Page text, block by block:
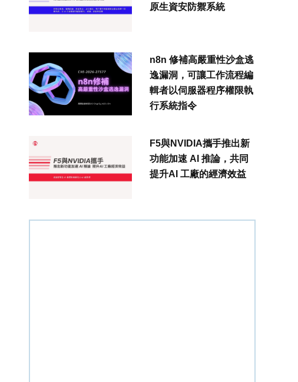
原生資安防禦系統
n8n 修補高嚴重性沙盒逃
逸漏洞，可讓工作流程編
輯者以伺服器程序權限執
行系統指令
F5與NVIDIA攜手推出新
功能加速 AI 推論，共同
提升AI 工廠的經濟效益